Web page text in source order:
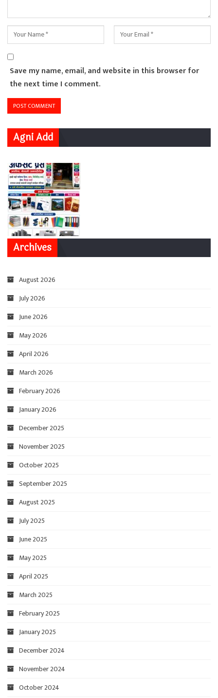
Save my name, email, and website in this browser for
the next time I comment.
Agni Add
Archives
August 2026
July 2026
June 2026
May 2026
April 2026
March 2026
February 2026
January 2026
December 2025
November 2025
October 2025
September 2025
August 2025
July 2025
June 2025
May 2025
April 2025
March 2025
February 2025
January 2025
December 2024
November 2024
October 2024